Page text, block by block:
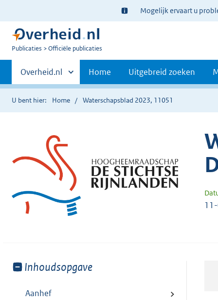
Ter
informatie:
Mogelijk ervaart u
U
Publicaties Officiële publicaties
Primaire
navigatie
Andere
sites
binnen
Overheid.nl Home Uitgebreid zoeken
U bent hier: Home Waterschapsblad 2023, 11051
Toon
van:
Inhoudsopgave
Aanhef